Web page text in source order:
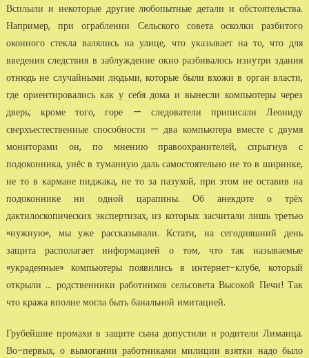
Всплыли и некоторые другие любопытные детали и обстоятельства.
Например, при ограблении Сельского совета осколки разбитого
оконного стекла валялись на улице, что указывает на то, что для
введения следствия в заблуждение окно разбивалось изнутри здания
отнюдь не случайными людьми, которые были вхожи в орган власти,
где ориентировались как у себя дома и вынесли компьютеры через
дверь; кроме того, горе — следователи приписали Леониду
сверхъестественные способности — два компьютера вместе с двумя
мониторами он, по мнению правоохранителей, спрыгнув с
подоконника, унёс в туманную даль самостоятельно не то в ширинке,
не то в кармане пиджака, не то за пазухой, при этом не оставив на
подоконнике ни одной царапины. Об анекдоте о трёх
дактилоскопических экспертизах, из которых засчитали лишь третью
«нужную», мы уже рассказывали. Кстати, на сегодняшний день
защита располагает информацией о том, что так называемые
«украденные» компьютеры появились в интернет-клубе, который
открыли ... родственники работников сельсовета Высокой Печи! Так
что кража вполне могла быть банальной имитацией.
Грубейшие промахи в защите сына допустили и родители Лиманца.
Во-первых, о вымогании работниками милиции взятки надо было